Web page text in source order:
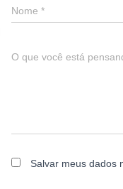
Nome *
O que você está
Salvar meus dados